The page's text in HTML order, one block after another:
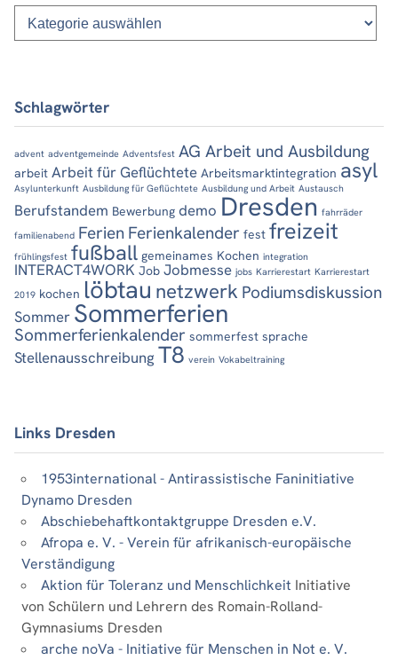
Schlagwörter
advent adventgemeinde Adventsfest AG Arbeit und Ausbildung
arbeit Arbeit für Geflüchtete Arbeitsmarktintegration asyl
Asylunterkunft Ausbildung für Geflüchtete Ausbildung und Arbeit Austausch
Berufstandem Bewerbung demo Dresden fahrräder
familienabend Ferien Ferienkalender fest freizeit
frühlingsfest fußball gemeinames Kochen integration
INTERACT4WORK Job Jobmesse jobs Karrierestart Karrierestart
2019 kochen löbtau netzwerk Podiumsdiskussion
Sommer Sommerferien
Sommerferienkalender sommerfest sprache
Stellenausschreibung T8 verein Vokabeltraining
Links Dresden
1953international - Antirassistische Faninitiative
Dynamo Dresden
Abschiebehaftkontaktgruppe Dresden e.V.
Afropa e. V. - Verein für afrikanisch-europäische
Verständigung
Aktion für Toleranz und Menschlichkeit Initiative
von Schülern und Lehrern des Romain-Rolland-
Gymnasiums Dresden
arche noVa - Initiative für Menschen in Not e. V.